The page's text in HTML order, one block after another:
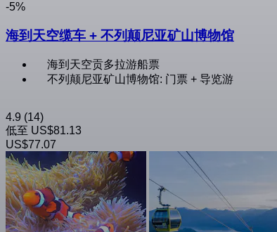
-5%
海到天空缆车 + 不列颠尼亚矿山博物馆
海到天空贡多拉游船票
不列颠尼亚矿山博物馆: 门票 + 导览游
4.9 (14)
低至 US$81.13
US$77.07